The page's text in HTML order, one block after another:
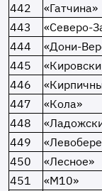
442
«Гатчина»
443
«Северо-
444
«Дони-
445
446
447
«Кола»
448
449
450
«Лесное»
451
«М10»